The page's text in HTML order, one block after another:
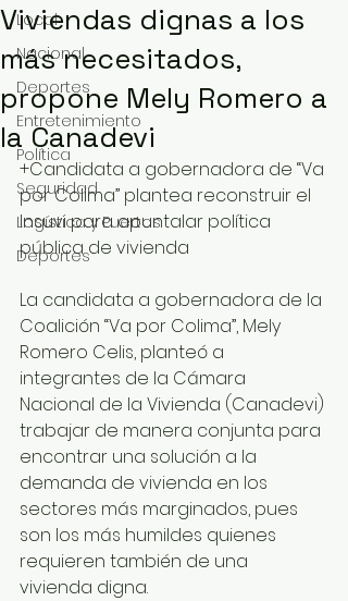
Local
Nacional
Deportes
Entretenimiento
Política
Seguridad
Logística y Puertos
Deportes
Viviendas dignas a los
más necesitados,
propone Mely Romero a
la Canadevi
+Candidata a gobernadora de “Va
por Colima” plantea reconstruir el
Insuvi para apuntalar política
pública de vivienda
La candidata a gobernadora de la
Coalición “Va por Colima”, Mely
Romero Celis, planteó a
integrantes de la Cámara
Nacional de la Vivienda (Canadevi)
trabajar de manera conjunta para
encontrar una solución a la
demanda de vivienda en los
sectores más marginados, pues
son los más humildes quienes
requieren también de una
vivienda digna.